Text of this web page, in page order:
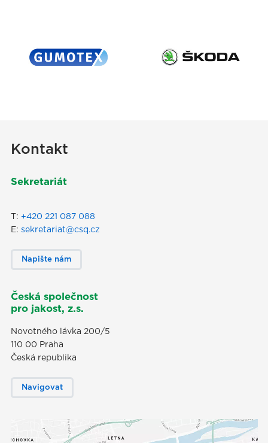
Kontakt
Sekretariát
T: +420 221 087 088
E: sekretariat@csq.cz
Napište nám
Česká společnost
pro jakost, z.s.
Novotného lávka 200/5
110 00 Praha
Česká republika
Navigovat